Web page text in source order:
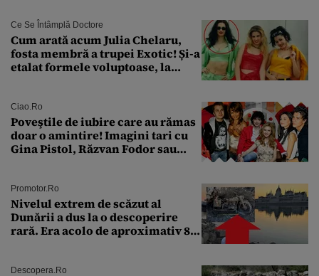
Ce Se Întâmplă Doctore
Cum arată acum Julia Chelaru,
fosta membră a trupei Exotic! Și-a
etalat formele voluptoase, la
Ciao.ro
Poveştile de iubire care au rămas
doar o amintire! Imagini tari cu
Gina Pistol, Răzvan Fodor sau
Promotor.ro
Nivelul extrem de scăzut al
Dunării a dus la o descoperire
rară. Era acolo de aproximativ 80
Descopera.ro